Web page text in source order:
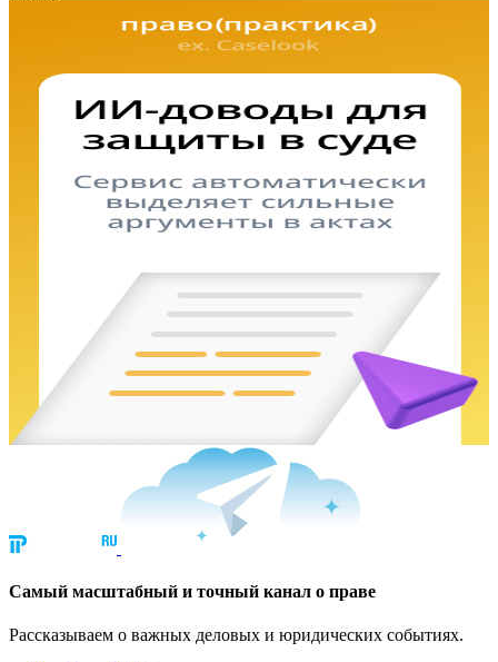
Cамый масштабный и точный канал о праве
Рассказываем о важных деловых и юридических событиях.